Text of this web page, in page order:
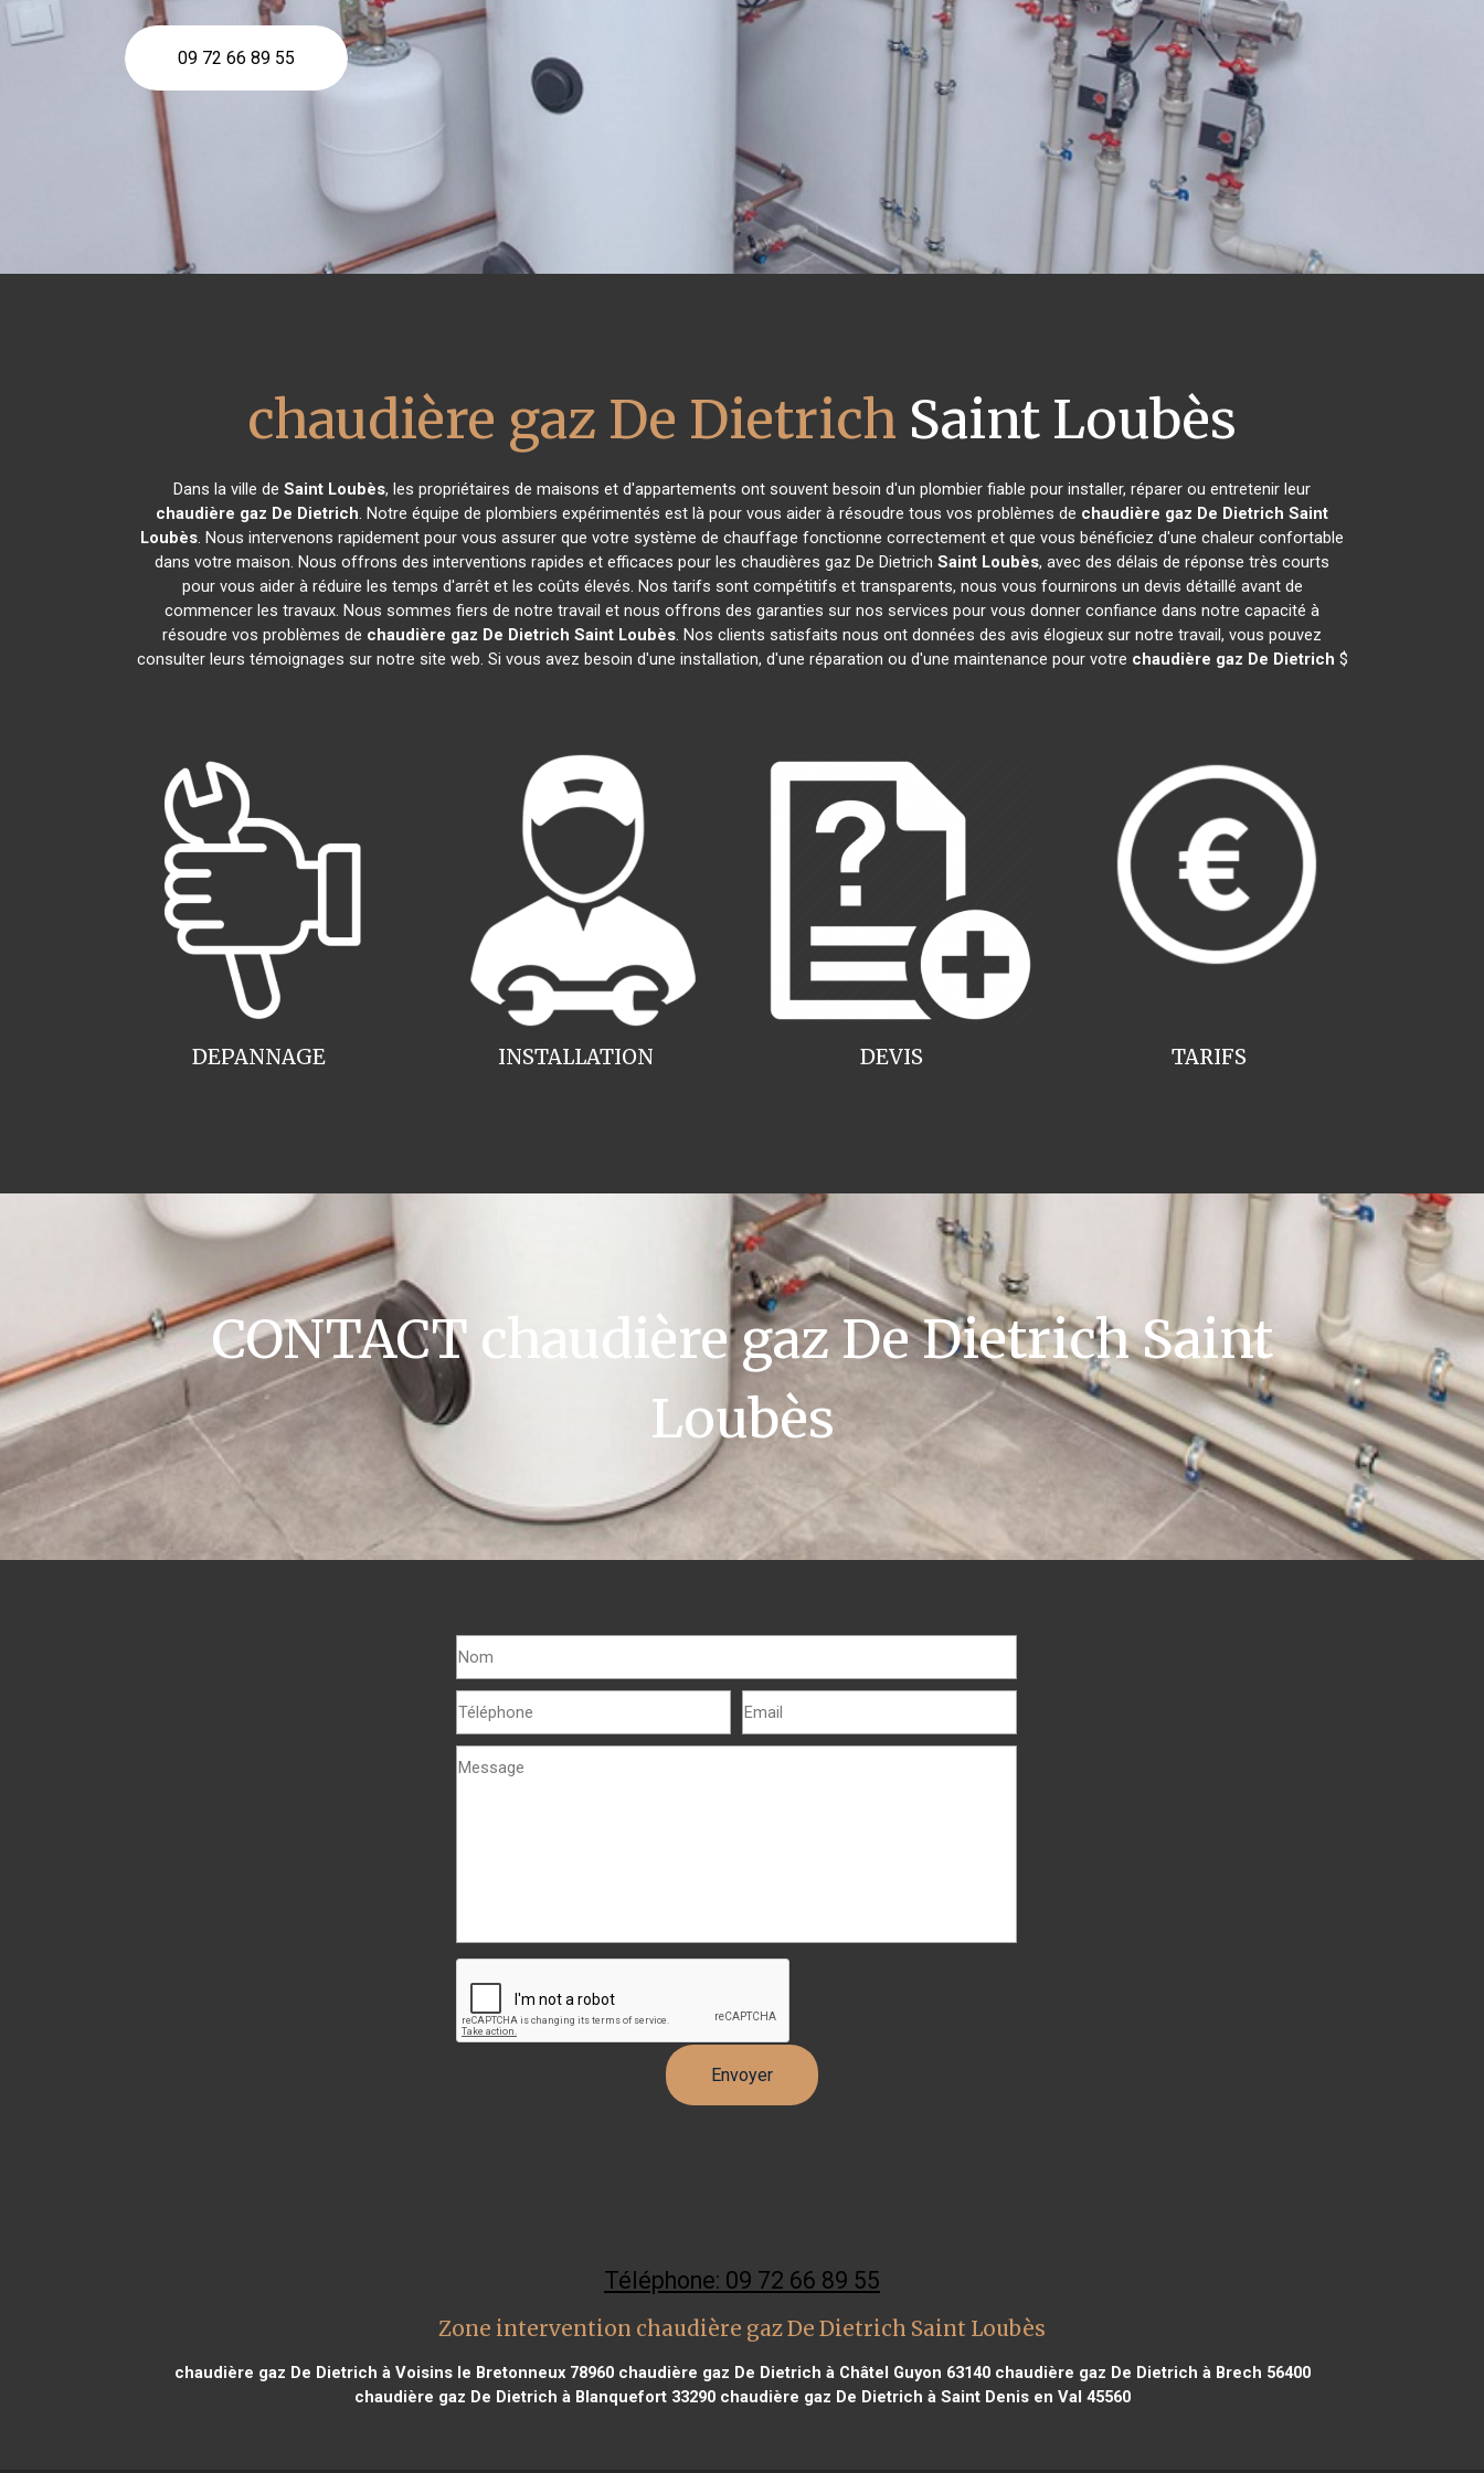
09 72 66 89 55
chaudière gaz De Dietrich Saint Loubès
Dans la ville de Saint Loubès, les propriétaires de maisons et d'appartements ont souvent besoin d'un plombier fiable pour installer, réparer ou entretenir leur
chaudière gaz De Dietrich. Notre équipe de plombiers expérimentés est là pour vous aider à résoudre tous vos problèmes de chaudière gaz De Dietrich Saint
Loubès. Nous intervenons rapidement pour vous assurer que votre système de chauffage fonctionne correctement et que vous bénéficiez d'une chaleur confortable
dans votre maison. Nous offrons des interventions rapides et efficaces pour les chaudières gaz De Dietrich Saint Loubès, avec des délais de réponse très courts
pour vous aider à réduire les temps d'arrêt et les coûts élevés. Nos tarifs sont compétitifs et transparents, nous vous fournirons un devis détaillé avant de
commencer les travaux. Nous sommes fiers de notre travail et nous offrons des garanties sur nos services pour vous donner confiance dans notre capacité à
résoudre vos problèmes de chaudière gaz De Dietrich Saint Loubès. Nos clients satisfaits nous ont données des avis élogieux sur notre travail, vous pouvez
consulter leurs témoignages sur notre site web. Si vous avez besoin d'une installation, d'une réparation ou d'une maintenance pour votre chaudière gaz De Dietrich $
INSTALLATION
DEPANNAGE TARIFS
DEVIS
CONTACT chaudière gaz De Dietrich Saint
Loubès
Téléphone: 09 72 66 89 55
Zone intervention chaudière gaz De Dietrich Saint Loubès
chaudière gaz De Dietrich à Voisins le Bretonneux 78960chaudière gaz De Dietrich à Châtel Guyon 63140chaudière gaz De Dietrich à Brech 56400
chaudière gaz De Dietrich à Blanquefort 33290chaudière gaz De Dietrich à Saint Denis en Val 45560